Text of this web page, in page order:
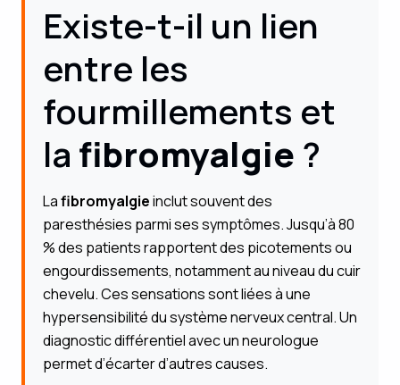
Existe-t-il un lien
entre les
fourmillements et
la fibromyalgie ?
Lafibromyalgieinclut souvent des
paresthésies parmi ses symptômes. Jusqu’à 80
% des patients rapportent des picotements ou
engourdissements, notamment au niveau du cuir
chevelu. Ces sensations sont liées à une
hypersensibilité du système nerveux central. Un
diagnostic différentiel avec un neurologue
permet d’écarter d’autres causes.